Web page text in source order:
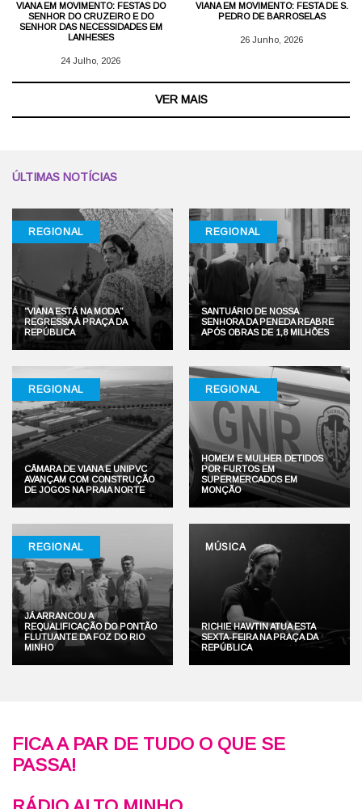
VIANA EM MOVIMENTO: FESTAS DO
SENHOR DO CRUZEIRO E DO
SENHOR DAS NECESSIDADES EM
LANHESES
24 Julho, 2026
VIANA EM MOVIMENTO: FESTA DE S.
PEDRO DE BARROSELAS
26 Junho, 2026
VER MAIS
ÚLTIMAS NOTÍCIAS
REGIONAL
“VIANA ESTÁ NA MODA”
REGRESSA À PRAÇA DA
REPÚBLICA
REGIONAL
SANTUÁRIO DE NOSSA
SENHORA DA PENEDA REABRE
APÓS OBRAS DE 1,8 MILHÕES
REGIONAL
CÂMARA DE VIANA E UNIPVC
AVANÇAM COM CONSTRUÇÃO
DE JOGOS NA PRAIA NORTE
REGIONAL
HOMEM E MULHER DETIDOS
POR FURTOS EM
SUPERMERCADOS EM
MONÇÃO
REGIONAL
JÁ ARRANCOU A
REQUALIFICAÇÃO DO PONTÃO
FLUTUANTE DA FOZ DO RIO
MINHO
MÚSICA
RICHIE HAWTIN ATUA ESTA
SEXTA-FEIRA NA PRAÇA DA
REPÚBLICA
FICA A PAR DE TUDO O QUE SE
PASSA!